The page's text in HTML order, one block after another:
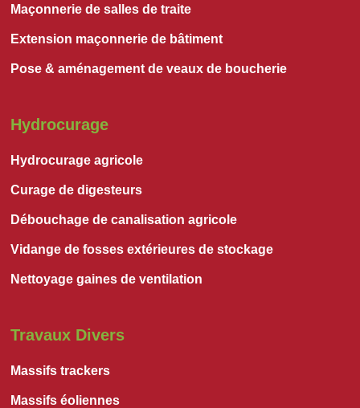
Maçonnerie de salles de traite
Extension maçonnerie de bâtiment
Pose & aménagement de veaux de boucherie
Hydrocurage
Hydrocurage agricole
Curage de digesteurs
Débouchage de canalisation agricole
Vidange de fosses extérieures de stockage
Nettoyage gaines de ventilation
Travaux Divers
Massifs trackers
Massifs éoliennes